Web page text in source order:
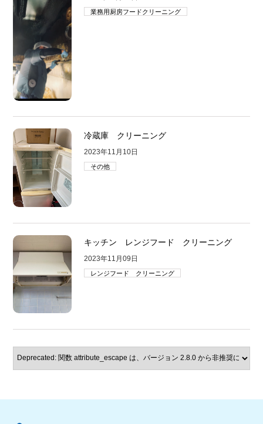
業務用厨房フードクリーニング
冷蔵庫 クリーニング
2023年11月10日
その他
キッチン レンジフード クリーニング
2023年11月09日
レンジフード クリーニング